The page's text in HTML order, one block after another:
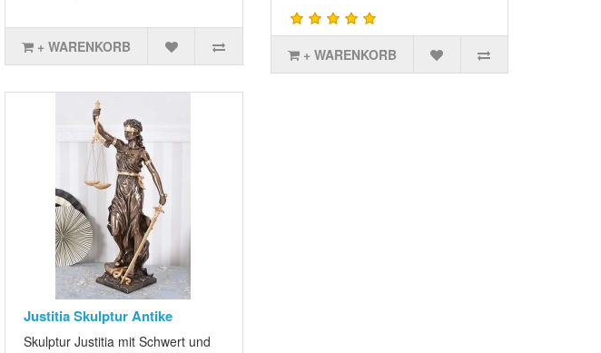
+ WARENKORB + WARENKORB
Justitia Skulptur Antike
Skulptur Justitia mit Schwert und